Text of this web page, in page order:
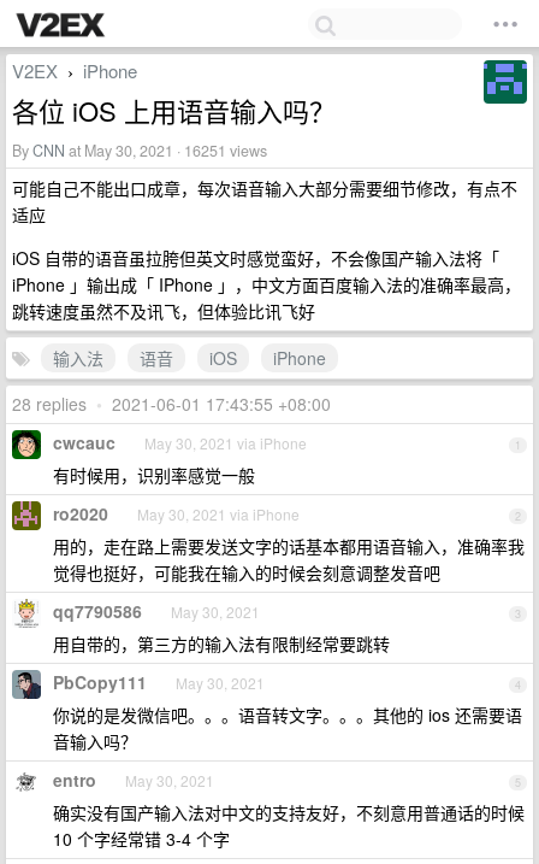
V2EX › iPhone
各位 iOS 上用语音输入吗？
ByCNN at May 30, 2021 · 16251 views
可能自己不能出口成章，每次语音输入大部分需要细节修改，有点不
适应
iOS 自带的语音虽拉胯但英文时感觉蛮好，不会像国产输入法将「
iPhone 」输出成「 IPhone 」，中文方面百度输入法的准确率最高，
跳转速度虽然不及讯飞，但体验比讯飞好
输入法
语音 iOS
iPhone
28 replies • 2021-06-01 17:43:55 +08:00
1
cwcauc May 30, 2021 via iPhone
有时候用，识别率感觉一般
2
ro2020 May 30, 2021 via iPhone
用的，走在路上需要发送文字的话基本都用语音输入，准确率我
觉得也挺好，可能我在输入的时候会刻意调整发音吧
3
qq7790586 May 30, 2021
用自带的，第三方的输入法有限制经常要跳转
4
PbCopy111 May 30, 2021
你说的是发微信吧。。。语音转文字。。。其他的 ios 还需要语
音输入吗？
5
entro May 30, 2021
确实没有国产输入法对中文的支持友好，不刻意用普通话的时候
10 个字经常错 3-4 个字